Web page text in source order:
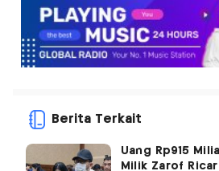
Berita Terkait
Uang Rp915
Milik Zarof